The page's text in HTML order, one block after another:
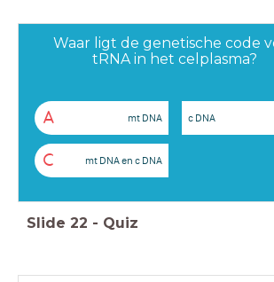
Waar ligt de genetische code
tRNA in het celplasma?
A mt DNA c DNA
C mt DNA en c DNA
Slide 22 - Quiz